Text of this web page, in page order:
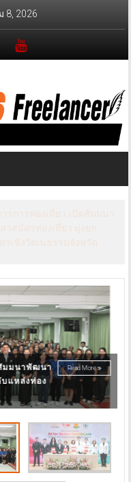
8, 2026
X เอ้ก
AI
Read More